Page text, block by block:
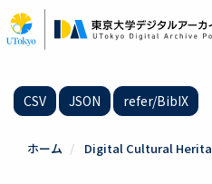
イ
ン
CSV JSON refer/BibIX
ホーム Digital Cultural